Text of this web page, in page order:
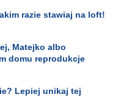
razie stawiaj na loft!
Matejko albo
domu reprodukcje
Lepiej unikaj tej